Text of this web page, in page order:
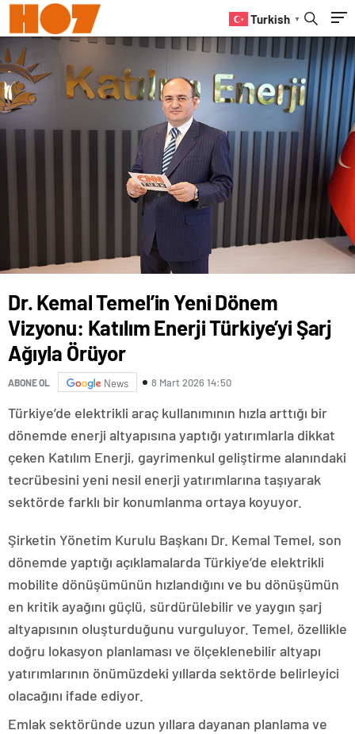
Turkish ▼
Ağıyla Örüyor
Dr. Kemal Temel’in Yeni Dönem
Vizyonu: Katılım Enerji Türkiye’yi Şarj
Ağıyla Örüyor
ABONE OL News 8 Mart 2026 14:50
Türkiye’de elektrikli araç kullanımının hızla arttığı bir
dönemde enerji altyapısına yaptığı yatırımlarla dikkat
çeken Katılım Enerji, gayrimenkul geliştirme alanındaki
tecrübesini yeni nesil enerji yatırımlarına taşıyarak
sektörde farklı bir konumlanma ortaya koyuyor.
Şirketin Yönetim Kurulu Başkanı Dr. Kemal Temel, son
dönemde yaptığı açıklamalarda Türkiye’de elektrikli
mobilite dönüşümünün hızlandığını ve bu dönüşümün
en kritik ayağını güçlü, sürdürülebilir ve yaygın şarj
altyapısının oluşturduğunu vurguluyor. Temel, özellikle
doğru lokasyon planlaması ve ölçeklenebilir altyapı
yatırımlarının önümüzdeki yıllarda sektörde belirleyici
olacağını ifade ediyor.
Emlak sektöründe uzun yıllara dayanan planlama ve